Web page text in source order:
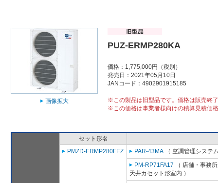
画像拡大
PUZ-ERMP280KA
価格：1,775,000円（税別）
発売日：2021年05月10日
JANコード：4902901915185
※この製品は旧型品です。価格は販売終
※この価格は事業者様向けの積算見積価
セット形名
PMZD-ERMP280FEZ
PAR-43MA （ 空調管理システ
PM-RP71FA17 （ 店舗・事務
天井カセット形室内 ）